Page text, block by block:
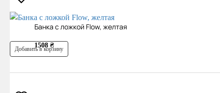
Банка с ложкой Flow, желтая
1508 ₴
Добавить в корзину